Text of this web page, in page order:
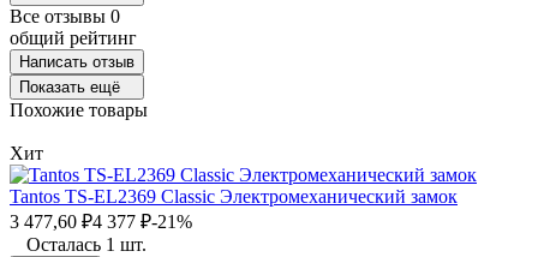
Все отзывы 0
общий рейтинг
Написать отзыв
Показать ещё
Похожие товары
Хит
Tantos TS-EL2369 Classic Электромеханический замок
3 477,60 ₽4 377 ₽-21%
Осталась 1 шт.